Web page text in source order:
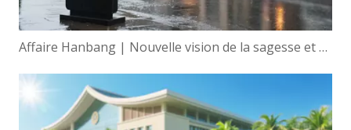
Affaire Hanbang | Nouvelle vision de la sagesse et autonomisation mondiale de la technologie d'affichage intelligent de Hanbang